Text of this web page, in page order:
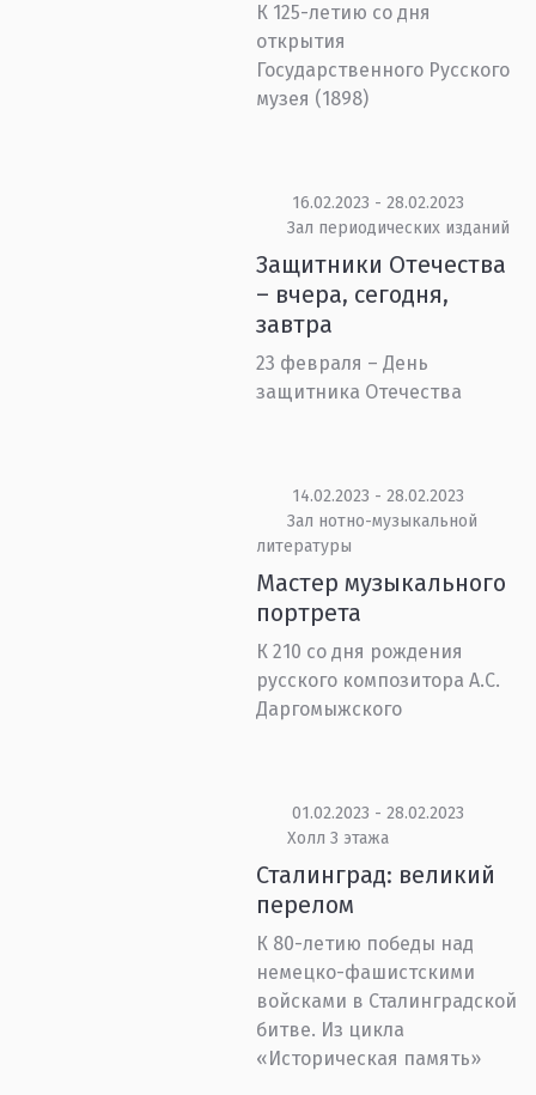
К 125-летию со дня
открытия
Государственного Русского
музея (1898)
16.02.2023 - 28.02.2023
Зал периодических изданий
Защитники Отечества
– вчера, сегодня,
завтра
23 февраля – День
защитника Отечества
14.02.2023 - 28.02.2023
Зал нотно-музыкальной
литературы
Мастер музыкального
портрета
К 210 со дня рождения
русского композитора А.С.
Даргомыжского
01.02.2023 - 28.02.2023
Холл 3 этажа
Сталинград: великий
перелом
К 80-летию победы над
немецко-фашистскими
войсками в Сталинградской
битве. Из цикла
«Историческая память»